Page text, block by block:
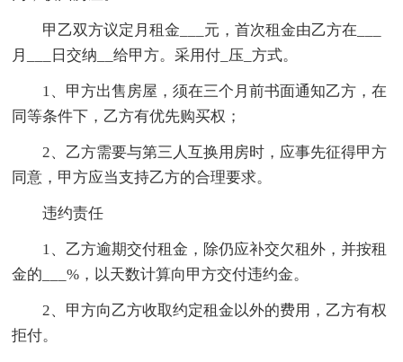
甲乙双方议定月租金___元，首次租金由乙方在___
月___日交纳__给甲方。采用付_压_方式。
1、甲方出售房屋，须在三个月前书面通知乙方，在
同等条件下，乙方有优先购买权；
2、乙方需要与第三人互换用房时，应事先征得甲方
同意，甲方应当支持乙方的合理要求。
违约责任
1、乙方逾期交付租金，除仍应补交欠租外，并按租
金的___%，以天数计算向甲方交付违约金。
2、甲方向乙方收取约定租金以外的费用，乙方有权
拒付。